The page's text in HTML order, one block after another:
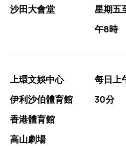
沙田大會堂
星期五
午8時
上環文娛中心
伊利沙伯體育館
香港體育館
高山劇場
每日上
30分